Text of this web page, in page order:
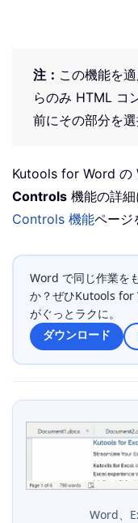
注： この機能を
らのみ HTML コ
前にその部分を選
Kutools for Word の
Controls 機能の詳
Controls 機能ページ
Word で同じ作業を
か？ぜひKutools for
がぐっとラクに。
ダウンロード
Word、